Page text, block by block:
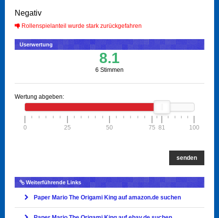
Negativ
Rollenspielanteil wurde stark zurückgefahren
Userwertung
8.1
6 Stimmen
Wertung abgeben:
0 25 50 75 81 100
senden
Weiterführende Links
Paper Mario The Origami King auf amazon.de suchen